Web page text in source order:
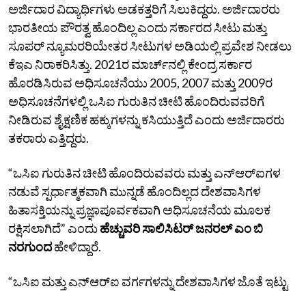
ಅರ್ಜಿದಾರ ವಿದ್ಯಾರ್ಥಿಗಳು ಅಡಕತ್ತರಿಗೆ ಸಿಲುಕಿದ್ದರು. ಅರ್ಜಿದಾರರು
ಭಾರತೀಯ ಪೌರತ್ವ ಹೊಂದಿಲ್ಲ ಎಂದು ಸರ್ಕಾರದ ಸೀಟು ಮತ್ತು
ಸೂಪರ್‌ ನ್ಯೂಮರರಿಯೇತರ ಸೀಟುಗಳ ಅಡಿಯಲ್ಲಿ ಪ್ರವೇಶ ನೀಡಲು
ಕೆಇಎ ನಿರಾಕರಿಸಿತ್ತು. 2021ರ ಮಾರ್ಚ್‌ನಲ್ಲಿ ಕೇಂದ್ರ ಸರ್ಕಾರ
ಹೊರಡಿಸಿರುವ ಅಧಿಸೂಚನೆಯು 2005, 2007 ಮತ್ತು 2009ರ
ಅಧಿಸೂಚನೆಗಳಲ್ಲಿ ಒಸಿಐ ಗುರುತಿನ ಚೀಟಿ ಹೊಂದಿರುವವರಿಗೆ
ನೀಡಿರುವ ಶೈಕ್ಷಣಿಕ ಹಕ್ಕುಗಳನ್ನು ಕಸಿಯುತ್ತಿದೆ ಎಂದು ಅರ್ಜಿದಾರರು
ತಕರಾರು ಎತ್ತಿದ್ದರು.
“ಒಸಿಐ ಗುರುತಿನ ಚೀಟಿ ಹೊಂದಿರುವವರು ಮತ್ತು ಎನ್‌ಆರ್‌ಐಗಳ
ನಡುವೆ ಸ್ಪರ್ಧಾತ್ಮಕವಾಗಿ ಮುನ್ನಡೆ ಹೊಂದಿಲ್ಲದ ದೇಶವಾಸಿಗಳ
ಹಿತಾಸಕ್ತಿಯನ್ನು ಪ್ರಜ್ಞಾಪೂರ್ವಕವಾಗಿ ಅಧಿಸೂಚನೆಯ ಮೂಲಕ
ರಕ್ಷಿಸಲಾಗಿದೆ” ಎಂದು ಹೆಚ್ಚುವರಿ ಸಾಲಿಸಿಟರ್‌ ಜನರಲ್‌ ಎಂ ಬಿ
ನರಗುಂದಹೇಳಿದ್ದಾರೆ.
“ಒಸಿಐ ಮತ್ತು ಎನ್‌ಆರ್‌ಐ ವರ್ಗಗಳನ್ನು ದೇಶವಾಸಿಗಳ ಜೊತೆ ಇಟ್ಟು